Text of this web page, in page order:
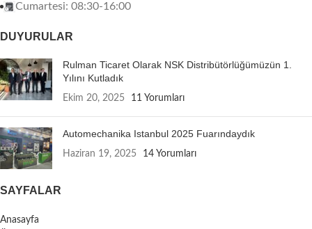
Cumartesi: 08:30-16:00
DUYURULAR
Rulman Ticaret Olarak NSK Distribütörlüğümüzün 1.
Yılını Kutladık
Ekim 20, 2025 11 Yorumları
Automechanika Istanbul 2025 Fuarındaydık
Haziran 19, 2025 14 Yorumları
SAYFALAR
Anasayfa